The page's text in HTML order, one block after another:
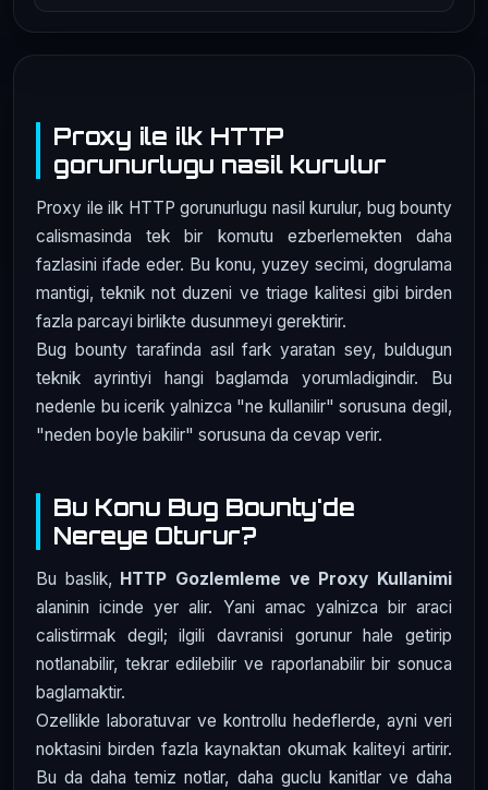
Proxy ile ilk HTTP
gorunurlugu nasil kurulur
Proxy ile ilk HTTP gorunurlugu nasil kurulur, bug bounty
calismasinda tek bir komutu ezberlemekten daha
fazlasini ifade eder. Bu konu, yuzey secimi, dogrulama
mantigi, teknik not duzeni ve triage kalitesi gibi birden
fazla parcayi birlikte dusunmeyi gerektirir.
Bug bounty tarafinda asıl fark yaratan sey, buldugun
teknik ayrintiyi hangi baglamda yorumladigindir. Bu
nedenle bu icerik yalnizca "ne kullanilir" sorusuna degil,
"neden boyle bakilir" sorusuna da cevap verir.
Bu Konu Bug Bounty'de
Nereye Oturur?
Bu baslik, HTTP Gozlemleme ve Proxy Kullanimi
alaninin icinde yer alir. Yani amac yalnizca bir araci
calistirmak degil; ilgili davranisi gorunur hale getirip
notlanabilir, tekrar edilebilir ve raporlanabilir bir sonuca
baglamaktir.
Ozellikle laboratuvar ve kontrollu hedeflerde, ayni veri
noktasini birden fazla kaynaktan okumak kaliteyi artirir.
Bu da daha temiz notlar, daha guclu kanitlar ve daha